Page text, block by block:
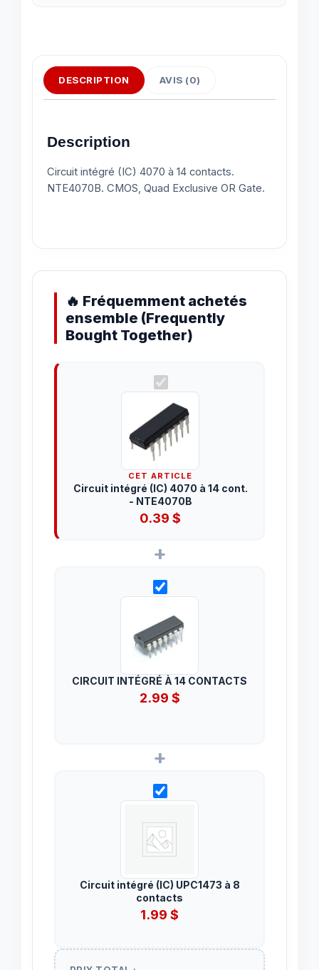
DESCRIPTION AVIS (0)
Description
Circuit intégré (IC) 4070 à 14 contacts.
NTE4070B. CMOS, Quad Exclusive OR Gate.
🔥 Fréquemment achetés
ensemble (Frequently
Bought Together)
CET ARTICLE
Circuit intégré (IC) 4070 à 14 cont.
- NTE4070B
0.39$
+
CIRCUIT INTÉGRÉ À 14 CONTACTS
2.99 $
+
Circuit intégré (IC) UPC1473 à 8
contacts
1.99 $